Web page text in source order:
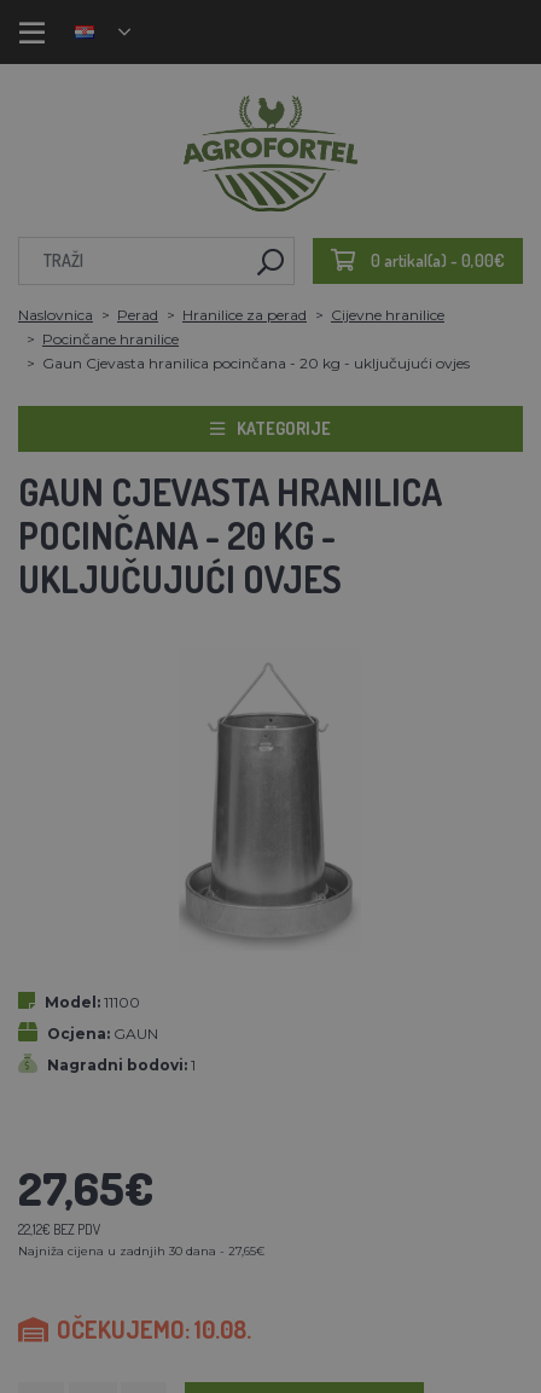
0 artikal(a) - 0,00€
Naslovnica Perad Hranilice za perad
Cijevne hranilice
Pocinčane hranilice
Gaun Cjevasta hranilica pocinčana - 20 kg - uključujući ovjes
KATEGORIJE
GAUN CJEVASTA HRANILICA
POCINČANA - 20 KG -
UKLJUČUJUĆI OVJES
Model: 11100
Ocjena: GAUN
Nagradni bodovi: 1
27,65€
22,12€ BEZ PDV
Najniža cijena u zadnjih 30 dana - 27,65€
OČEKUJEMO: 10.08.